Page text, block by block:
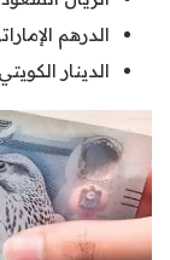
الدرهم الإماراتي: 14.33 جنيه للشراء و14.37
الدينار الكويتي: 167.30 جنيه للشراء و172.30 جنيه